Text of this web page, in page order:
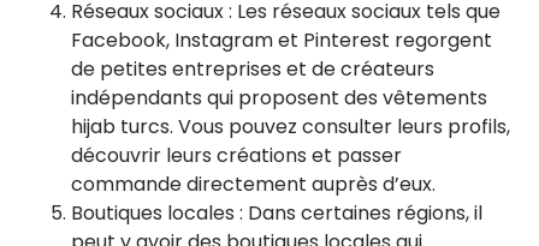
Réseaux sociaux : Les réseaux sociaux tels que
Facebook, Instagram et Pinterest regorgent
de petites entreprises et de créateurs
indépendants qui proposent des vêtements
hijab turcs. Vous pouvez consulter leurs profils,
découvrir leurs créations et passer
commande directement auprès d’eux.
Boutiques locales : Dans certaines régions, il